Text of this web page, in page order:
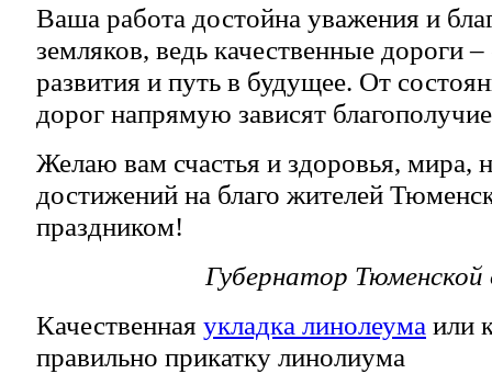
Ваша работа достойна уважения и
земляков, ведь качественные дороги
развития и путь в будущее. От
дорог напрямую зависят
Желаю вам счастья и здоровья, мира,
достижений на благо жителей
праздником!
Губернатор
Качественная укладка линолеума или
правильно прикатку линолиума